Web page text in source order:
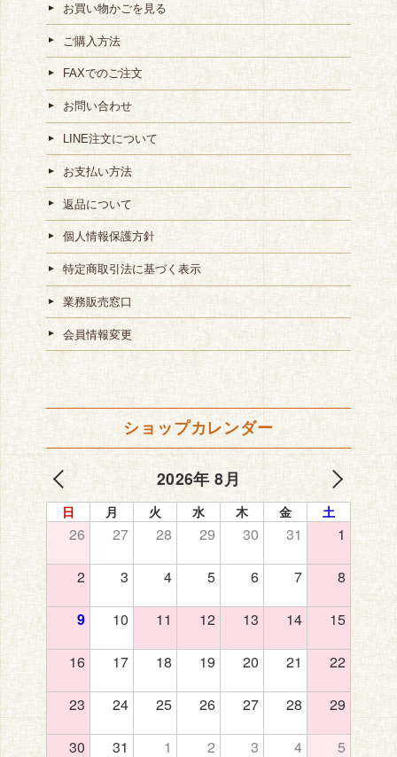
お買い物かごを見る
ご購入方法
FAXでのご注文
お問い合わせ
LINE注文について
お支払い方法
返品について
個人情報保護方針
特定商取引法に基づく表示
業務販売窓口
会員情報変更
ショップカレンダー
2026年 8月
日 月 火 水 木 金 土
26 27 28 29 30 31 1
2 3 4 5 6 7 8
9 10 11 12 13 14 15
16 17 18 19 20 21 22
23 24 25 26 27 28 29
30 31 1 2 3 4 5